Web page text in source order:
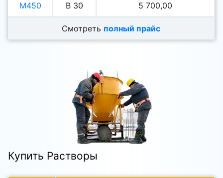
М450 В 30 5 700,00
Смотреть полный прайс
Купить Растворы